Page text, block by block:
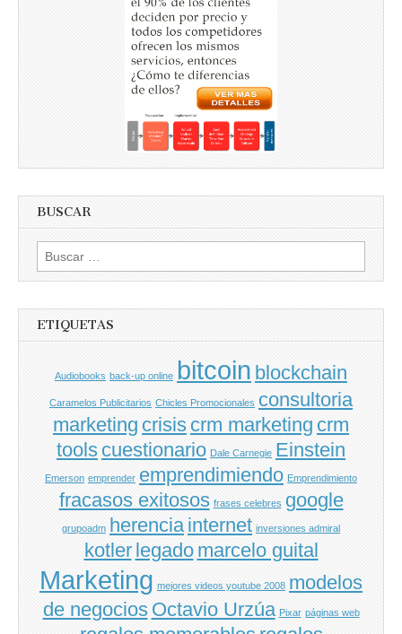
BUSCAR
Buscar
por:
ETIQUETAS
Audiobooks back-up online bitcoin blockchain
Caramelos Publicitarios Chicles Promocionales consultoria
marketing crisis crm marketing crm
tools cuestionario Dale Carnegie Einstein
Emerson emprender emprendimiendo Emprendimiento
fracasos exitosos frases celebres google
grupoadm herencia internet inversiones admiral
kotler legado marcelo guital
Marketing mejores videos youtube 2008 modelos
de negocios Octavio Urzúa Pixar páginas web